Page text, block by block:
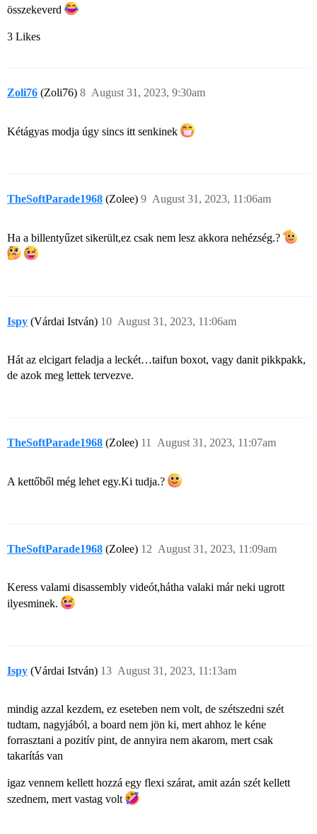
összekeverd
3 Likes
Zoli76 (Zoli76) August 31, 2023, 9:30am
8
Kétágyas modja úgy sincs itt senkinek
TheSoftParade1968 (Zolee) August 31, 2023, 11:06am
9
Ha a billentyűzet sikerült,ez csak nem lesz akkora nehézség.?
Ispy (Várdai István) August 31, 2023, 11:06am
10
Hát az elcigart feladja a leckét…taifun boxot, vagy danit pikkpakk,
de azok meg lettek tervezve.
TheSoftParade1968 (Zolee) August 31, 2023, 11:07am
11
A kettőből még lehet egy.Ki tudja.?
TheSoftParade1968 (Zolee) August 31, 2023, 11:09am
12
Keress valami disassembly videót,hátha valaki már neki ugrott
ilyesminek.
Ispy (Várdai István) August 31, 2023, 11:13am
13
mindig azzal kezdem, ez eseteben nem volt, de szétszedni szét
tudtam, nagyjából, a board nem jön ki, mert ahhoz le kéne
forrasztani a pozitív pint, de annyira nem akarom, mert csak
takarítás van
igaz vennem kellett hozzá egy flexi szárat, amit azán szét kellett
szednem, mert vastag volt